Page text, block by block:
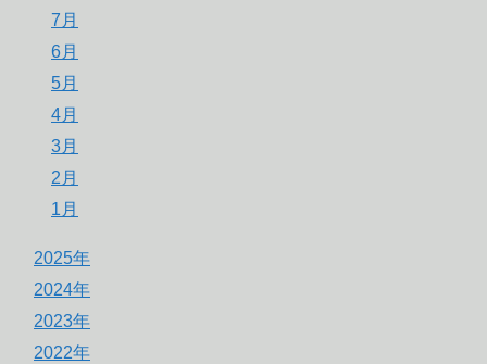
7月
6月
5月
4月
3月
2月
1月
2025年
2024年
2023年
2022年